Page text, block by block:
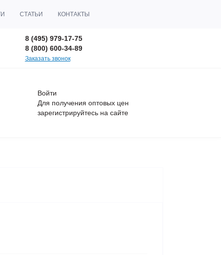
СТАТЬИ КОНТАКТЫ
8 (495) 979-17-75
8 (800) 600-34-89
Заказать звонок
Войти
Для получения оптовых цен
зарегистрируйтесь на сайте